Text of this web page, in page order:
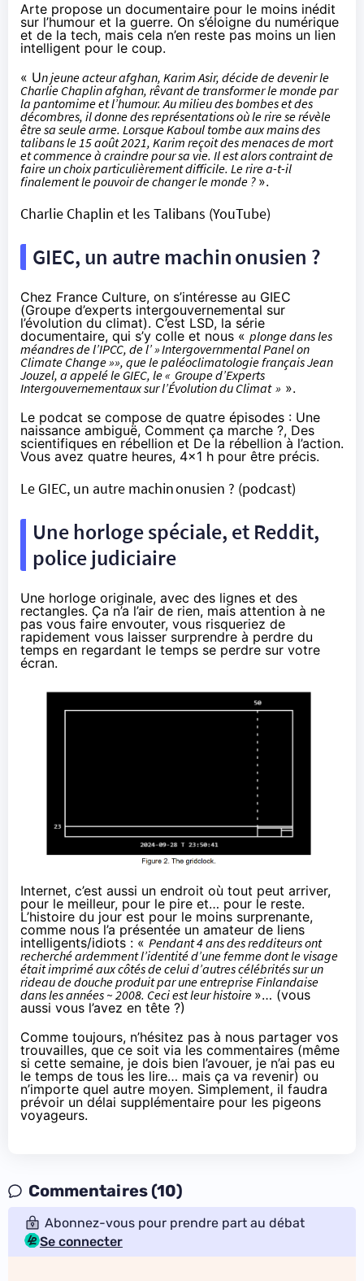
Arte propose un documentaire pour le moins inédit
sur l’humour et la guerre. On s’éloigne du numérique
et de la tech, mais cela n’en reste pas moins un lien
intelligent pour le coup.
« Un jeune acteur afghan, Karim Asir, décide de devenir le
Charlie Chaplin afghan, rêvant de transformer le monde par
la pantomime et l’humour. Au milieu des bombes et des
décombres, il donne des représentations où le rire se révèle
être sa seule arme. Lorsque Kaboul tombe aux mains des
talibans le 15 août 2021, Karim reçoit des menaces de mort
et commence à craindre pour sa vie. Il est alors contraint de
faire un choix particulièrement difficile. Le rire a-t-il
finalement le pouvoir de changer le monde ? ».
Charlie Chaplin et les Talibans (YouTube)
GIEC, un autre machin onusien ?
Chez France Culture, on s’intéresse au GIEC
(Groupe d’experts intergouvernemental sur
l’évolution du climat). C’est LSD, la série
documentaire, qui s’y colle et nous « plonge dans les
méandres de l’IPCC, de l’ » Intergovernmental Panel on
Climate Change »», que le paléoclimatologie français Jean
Jouzel, a appelé le GIEC, le « Groupe d’Experts
Intergouvernementaux sur l’Évolution du Climat » ».
Le podcat se compose de quatre épisodes : Une
naissance ambiguë, Comment ça marche ?, Des
scientifiques en rébellion et De la rébellion à l’action.
Vous avez quatre heures, 4x1 h pour être précis.
Le GIEC, un autre machin onusien ? (podcast)
Une horloge spéciale, et Reddit,
police judiciaire
Une horloge originale, avec des lignes et des
rectangles. Ça n’a l’air de rien, mais attention à ne
pas vous faire envouter, vous risqueriez de
rapidement vous laisser surprendre à perdre du
temps en regardant le temps se perdre sur votre
écran.
Internet, c’est aussi un endroit où tout peut arriver,
pour le meilleur, pour le pire et… pour le reste.
L’histoire du jour est pour le moins surprenante,
comme nous l’a présentée un amateur de liens
intelligents/idiots : « Pendant 4 ans des redditeursont
recherché ardemment l’identité d’une femme dont le visage
était imprimé aux côtés de celui d’autres célébrités sur un
rideau de douche produit par une entreprise Finlandaise
dans les années ~ 2008. Ceci est leur histoire »… (vous
aussi vous l’avez en tête ?)
Comme toujours, n’hésitez pas à nous partager vos
trouvailles, que ce soit via les commentaires (même
si cette semaine, je dois bien l’avouer, je n’ai pas eu
le temps de tous les lire… mais ça va revenir) ou
n’importe quel autre moyen. Simplement, il faudra
prévoir un délai supplémentaire pour les pigeons
voyageurs.
Commentaires (10)
Abonnez-vous pour prendre part au débat
Se connecter